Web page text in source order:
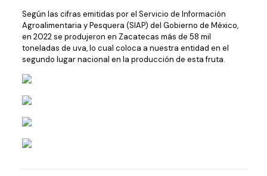
Según las cifras emitidas por el Servicio de Información
Agroalimentaria y Pesquera (SIAP) del Gobierno de México,
en 2022 se produjeron en Zacatecas más de 58 mil
toneladas de uva, lo cual coloca a nuestra entidad en el
segundo lugar nacional en la producción de esta fruta.